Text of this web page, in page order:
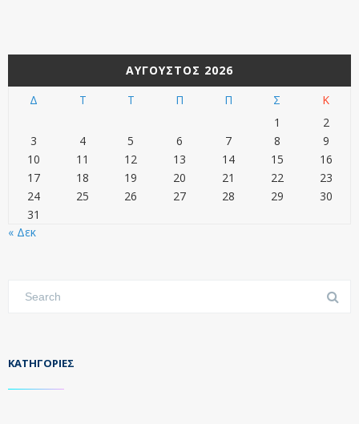
ΑΎΓΟΥΣΤΟΣ 2026
Δ
Τ Τ Π Π Σ
Κ
1
2
3
4 5 6 7 8
9
10
11 12 13 14 15
16
17
18 19 20 21 22
23
24
25 26 27 28 29
30
31
« Δεκ
KΑΤΗΓΟΡΊΕΣ